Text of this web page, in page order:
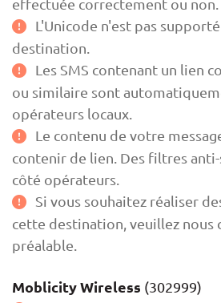
effectuée correctement ou non.
L'Unicode n'est pas
destination.
Les SMS contenant un lien
ou similaire sont
opérateurs locaux.
Le contenu de votre
contenir de lien. Des filtres
côté opérateurs.
Si vous souhaitez réaliser
cette destination, veuillez nous
préalable.
Moblicity Wireless (302999)